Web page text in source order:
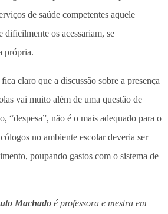
de saúde competentes aquele
dificilmente os acessariam, se
própria.
claro que a discussão sobre a presença
vai muito além de uma questão de
“despesa”, não é o mais adequado para o
no ambiente escolar deveria ser
poupando gastos com o sistema de
Machado é professora e mestra em